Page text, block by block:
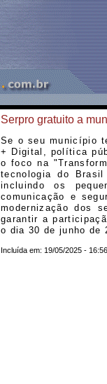
Serpro gratuito a
Se o seu município
+ Digital, política
o foco na
tecnologia do
incluindo os
comunicação e
modernização dos
garantir a
o dia 30 de junho de
Incluída em: 19/05/2025 - 16:56